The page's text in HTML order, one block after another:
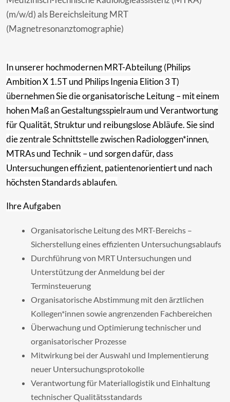
(m/w/d) als Bereichsleitung MRT
(Magnetresonanztomographie)
In unserer hochmodernen MRT-Abteilung (Philips
Ambition X 1.5T und Philips Ingenia Elition 3 T)
übernehmen Sie die organisatorische Leitung – mit einem
hohen Maß an Gestaltungsspielraum und Verantwortung
für Qualität, Struktur und reibungslose Abläufe. Sie sind
die zentrale Schnittstelle zwischen Radiologgen*innen,
MTRAs und Technik – und sorgen dafür, dass
Untersuchungen effizient, patientenorientiert und nach
höchsten Standards ablaufen.
Ihre Aufgaben
Organisatorische Leitung des MRT-Bereichs –
Sicherstellung eines effizienten Untersuchungsablaufs
Durchführung von MRT Untersuchungen und
Unterstützung der Anmeldung bei der
Terminsteuerung
Organisatorische Abstimmung mit den ärztlichen
Kollegen*innen sowie angrenzenden Fachbereichen
Überwachung und Optimierung technischer und
organisatorischer Prozesse
Mitwirkung bei der Auswahl und Implementierung
neuer Untersuchungsprotokolle
Verantwortung für Materiallogistik und Einhaltung
technischer Qualitätsstandards